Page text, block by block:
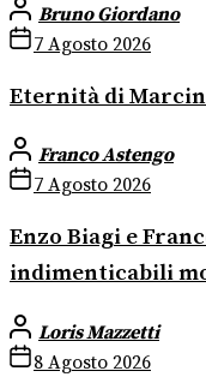
Bruno Giordano
7 Agosto 2026
Eternità di
Franco Astengo
7 Agosto 2026
Enzo Biagi e
indimenticabili
Loris Mazzetti
8 Agosto 2026